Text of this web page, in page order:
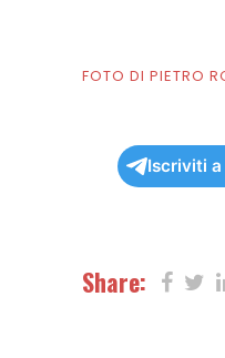
FOTO DI PIETRO
Iscriviti
Share: